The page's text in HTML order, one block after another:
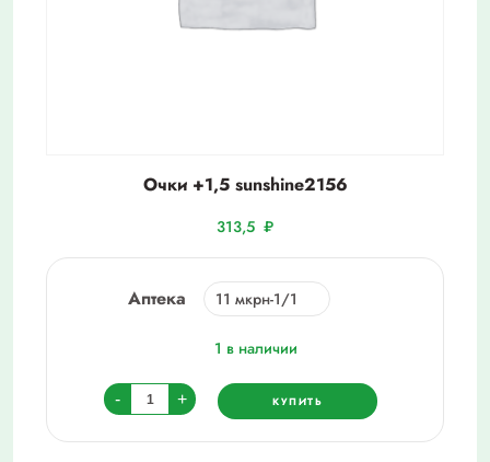
Очки +1,5 sunshine2156
313,5 ₽
Аптека
1 в наличии
-
Количество
товара
Очки
+ КУПИТЬ